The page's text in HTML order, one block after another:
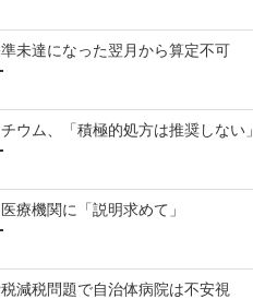
未達になった翌月から算定不可
ウム、「積極的処方は推奨しない」
療機関に「説明求めて」
減税問題で自治体病院は不安視